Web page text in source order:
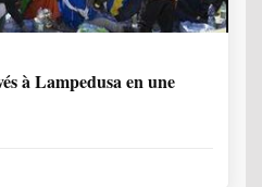
à Lampedusa en une